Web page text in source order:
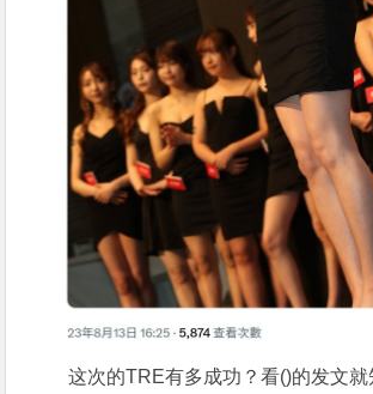
这次的TRE有多成功？看()的发文就